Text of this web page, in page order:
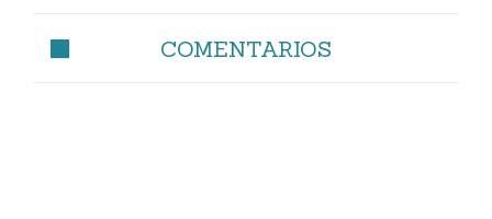
COMENTARIOS